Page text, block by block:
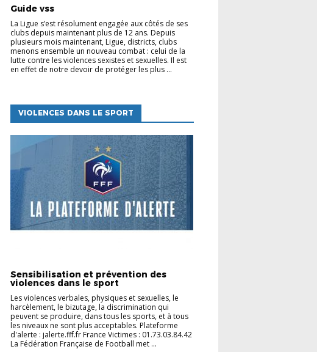
Guide vss
La Ligue s’est résolument engagée aux côtés de ses
clubs depuis maintenant plus de 12 ans. Depuis
plusieurs mois maintenant, Ligue, districts, clubs
menons ensemble un nouveau combat : celui de la
lutte contre les violences sexistes et sexuelles. Il est
en effet de notre devoir de protéger les plus ...
VIOLENCES DANS LE SPORT
Sensibilisation et prévention des
violences dans le sport
Les violences verbales, physiques et sexuelles, le
harcèlement, le bizutage, la discrimination qui
peuvent se produire, dans tous les sports, et à tous
les niveaux ne sont plus acceptables. Plateforme
d'alerte : jalerte.fff.fr France Victimes : 01.73.03.84.42
La Fédération Française de Football met ...